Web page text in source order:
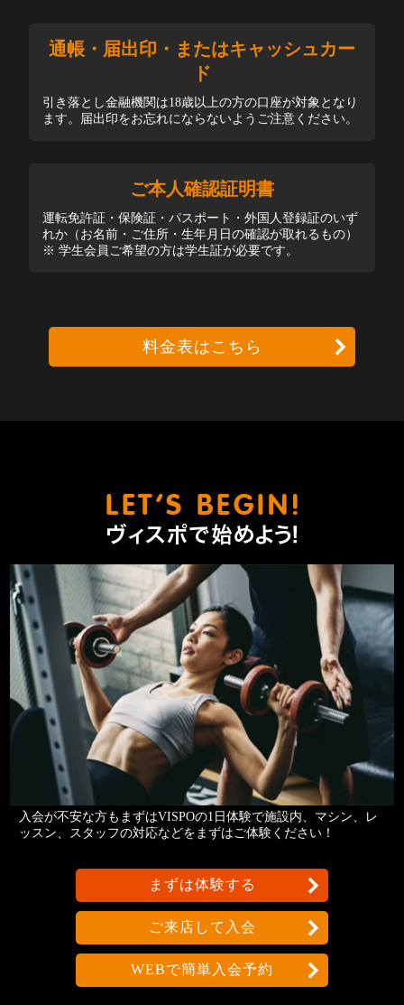
通帳・届出印・またはキャッシュカー
ド
引き落とし金融機関は18歳以上の方の口座が対象となり
ます。届出印をお忘れにならないようご注意ください。
ご本人確認証明書
運転免許証・保険証・パスポート・外国人登録証のいず
れか（お名前・ご住所・生年月日の確認が取れるもの）
※ 学生会員ご希望の方は学生証が必要です。
料金表はこちら
入会が不安な方もまずはVISPOの1日体験で施設内、マシン、レ
ッスン、スタッフの対応などをまずはご体験ください！
まずは体験する
ご来店して入会
WEBで簡単入会予約